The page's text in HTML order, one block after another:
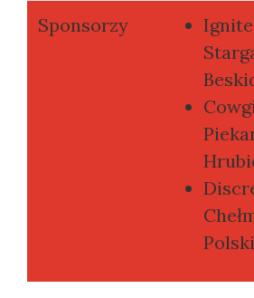
Sponsorzy